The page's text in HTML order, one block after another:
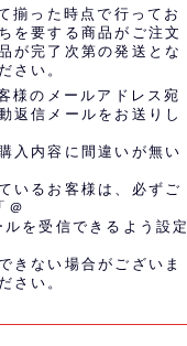
揃った時点で行ってお
を要する商品がご注文
が完了次第の発送とな
さい。
様のメールアドレス宛
返信メールをお送りし
入内容に間違いが無い
いるお客様は、必ずご
＠
を受信できるよう設定
きない場合がございま
さい。